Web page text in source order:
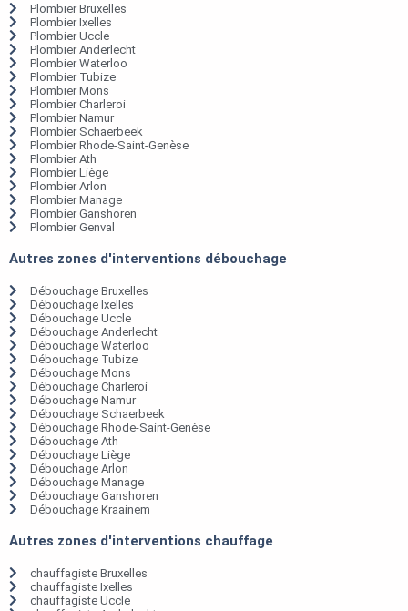
Plombier Bruxelles
Plombier Ixelles
Plombier Uccle
Plombier Anderlecht
Plombier Waterloo
Plombier Tubize
Plombier Mons
Plombier Charleroi
Plombier Namur
Plombier Schaerbeek
Plombier Rhode-Saint-Genèse
Plombier Ath
Plombier Liège
Plombier Arlon
Plombier Manage
Plombier Ganshoren
Plombier Genval
Autres zones d'interventions débouchage
Débouchage Bruxelles
Débouchage Ixelles
Débouchage Uccle
Débouchage Anderlecht
Débouchage Waterloo
Débouchage Tubize
Débouchage Mons
Débouchage Charleroi
Débouchage Namur
Débouchage Schaerbeek
Débouchage Rhode-Saint-Genèse
Débouchage Ath
Débouchage Liège
Débouchage Arlon
Débouchage Manage
Débouchage Ganshoren
Débouchage Kraainem
Autres zones d'interventions chauffage
chauffagiste Bruxelles
chauffagiste Ixelles
chauffagiste Uccle